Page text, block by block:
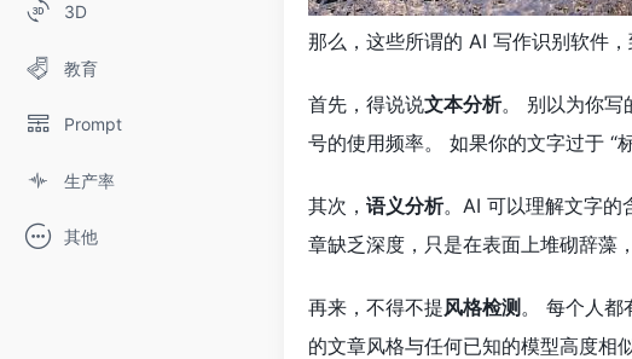
3D
教育
Prompt
生产率
其他
那么，这些所谓的 AI 写作识别软件
首先，得说说文本分析。 别以为你写
号的使用频率。 如果你的文字过于 “
其次， 语义分析。AI 可以理解文字的
章缺乏深度，只是在表面上堆砌辞藻
再来，不得不提风格检测 。 每个人都
的文章风格与任何已知的模型高度相